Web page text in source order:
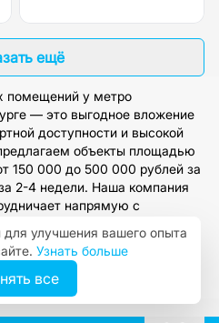
ещё
помещений у метро
— это выгодное вложение
доступности и высокой
объекты площадью
150 000 до 500 000 рублей за
2-4 недели. Наша компания
напрямую с
полное юридическое
на сайте, чтобы получить
и консультацию эксперта
СПб.
улучшения вашего опыта
Узнать больше
все